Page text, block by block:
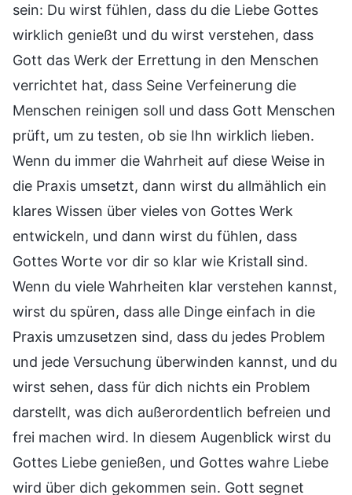
sein: Du wirst fühlen, dass du die Liebe Gottes
wirklich genießt und du wirst verstehen, dass
Gott das Werk der Errettung in den Menschen
verrichtet hat, dass Seine Verfeinerung die
Menschen reinigen soll und dass Gott Menschen
prüft, um zu testen, ob sie Ihn wirklich lieben.
Wenn du immer die Wahrheit auf diese Weise in
die Praxis umsetzt, dann wirst du allmählich ein
klares Wissen über vieles von Gottes Werk
entwickeln, und dann wirst du fühlen, dass
Gottes Worte vor dir so klar wie Kristall sind.
Wenn du viele Wahrheiten klar verstehen kannst,
wirst du spüren, dass alle Dinge einfach in die
Praxis umzusetzen sind, dass du jedes Problem
und jede Versuchung überwinden kannst, und du
wirst sehen, dass für dich nichts ein Problem
darstellt, was dich außerordentlich befreien und
frei machen wird. In diesem Augenblick wirst du
Gottes Liebe genießen, und Gottes wahre Liebe
wird über dich gekommen sein. Gott segnet